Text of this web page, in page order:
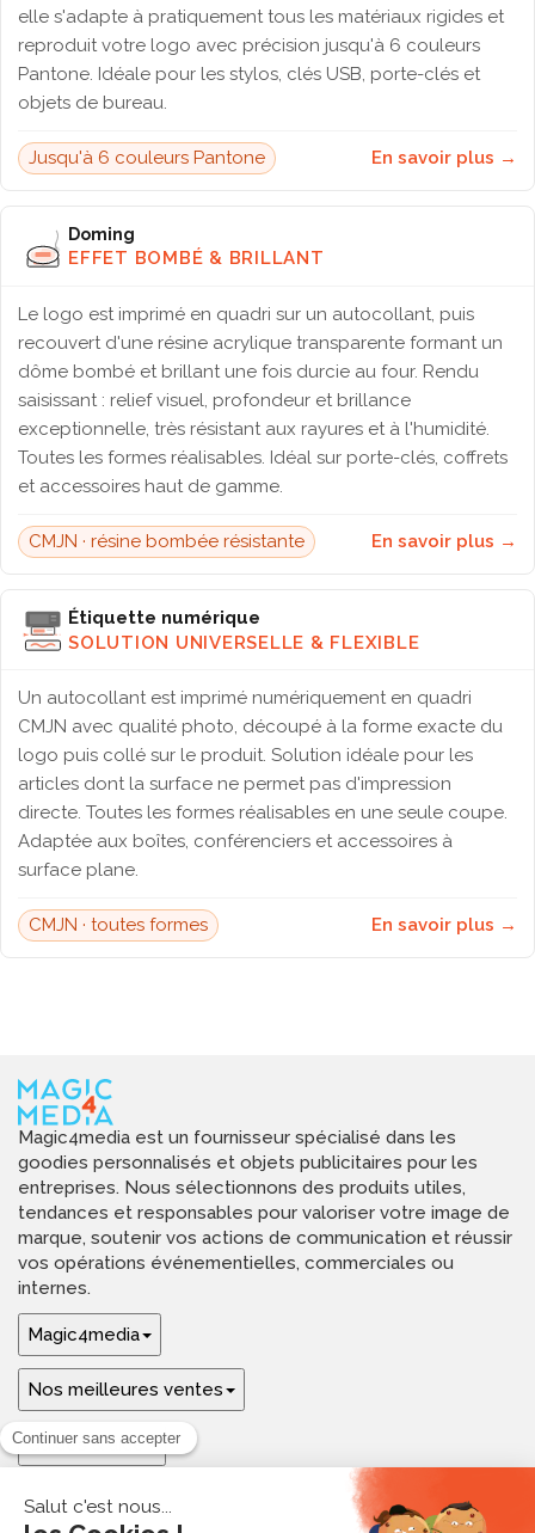
elle s'adapte à pratiquement tous les matériaux rigides et
reproduit votre logo avec précision jusqu'à 6 couleurs
Pantone. Idéale pour les stylos, clés USB, porte-clés et
objets de bureau.
Jusqu'à 6 couleurs Pantone En savoir plus →
Doming
EFFET BOMBÉ & BRILLANT
Le logo est imprimé en quadri sur un autocollant, puis
recouvert d'une résine acrylique transparente formant un
dôme bombé et brillant une fois durcie au four. Rendu
saisissant : relief visuel, profondeur et brillance
exceptionnelle, très résistant aux rayures et à l'humidité.
Toutes les formes réalisables. Idéal sur porte-clés, coffrets
et accessoires haut de gamme.
CMJN · résine bombée résistante En savoir plus →
Étiquette numérique
SOLUTION UNIVERSELLE & FLEXIBLE
Un autocollant est imprimé numériquement en quadri
CMJN avec qualité photo, découpé à la forme exacte du
logo puis collé sur le produit. Solution idéale pour les
articles dont la surface ne permet pas d'impression
directe. Toutes les formes réalisables en une seule coupe.
Adaptée aux boîtes, conférenciers et accessoires à
surface plane.
CMJN · toutes formes En savoir plus →
Magic4media est un fournisseur spécialisé dans les
goodies personnalisés et objets publicitaires pour les
entreprises. Nous sélectionnons des produits utiles,
tendances et responsables pour valoriser votre image de
marque, soutenir vos actions de communication et réussir
vos opérations événementielles, commerciales ou
internes.
Magic4media
Nos meilleures ventes
Guides & aide
Ressources & inspirations